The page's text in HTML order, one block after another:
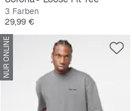
3 Farben
Preis
29,99 €
NUR ONLINE